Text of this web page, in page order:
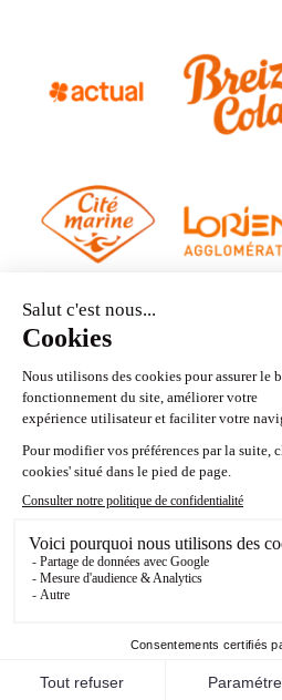
Contact
Politique de confidentialité
Fait avec passion